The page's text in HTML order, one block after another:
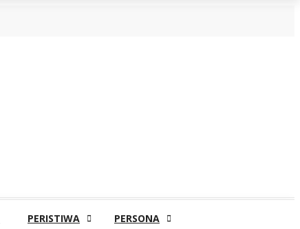
PERISTIWA PERSONA